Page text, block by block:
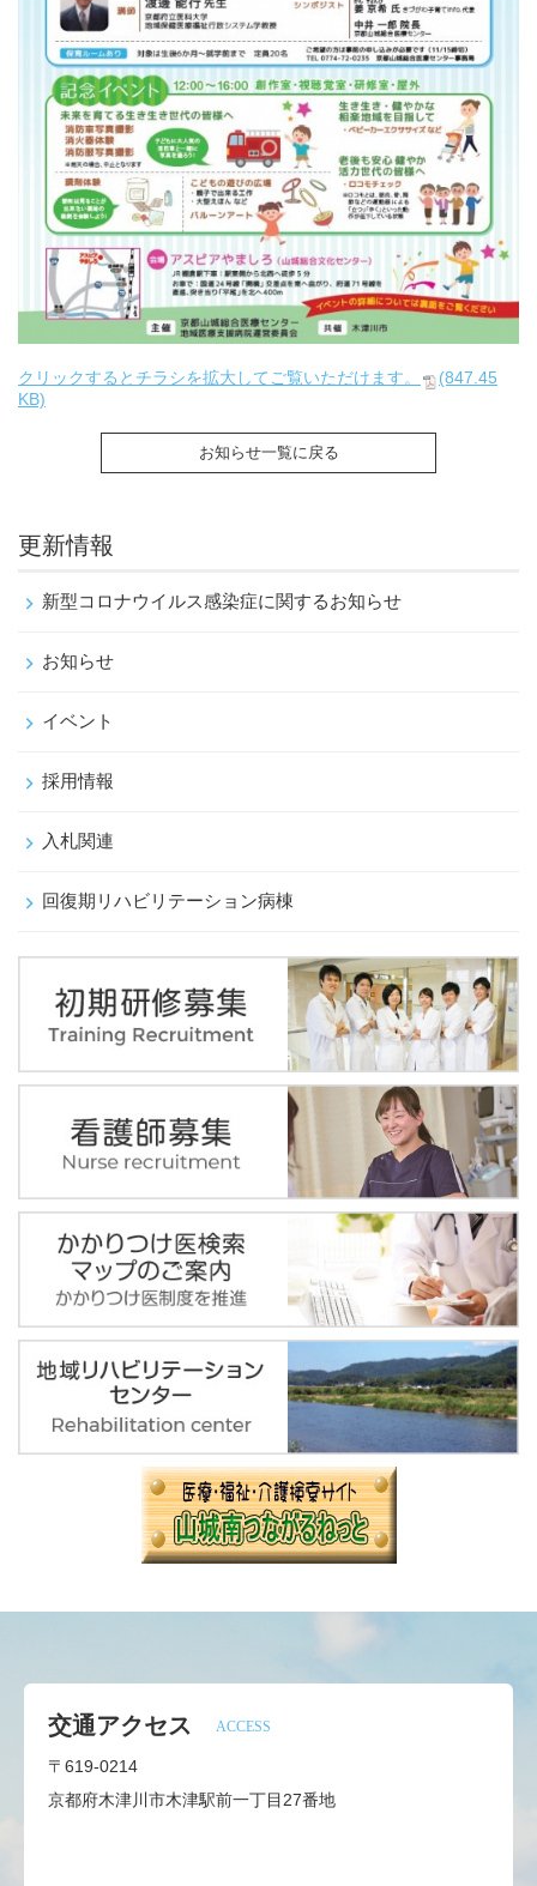
クリックするとチラシを拡大してご覧いただけます。
(847.45
KB)
お知らせ一覧に戻る
更新情報
新型コロナウイルス感染症に関するお知らせ
お知らせ
イベント
採用情報
入札関連
回復期リハビリテーション病棟
交通アクセス ACCESS
〒619-0214
京都府木津川市木津駅前一丁目27番地